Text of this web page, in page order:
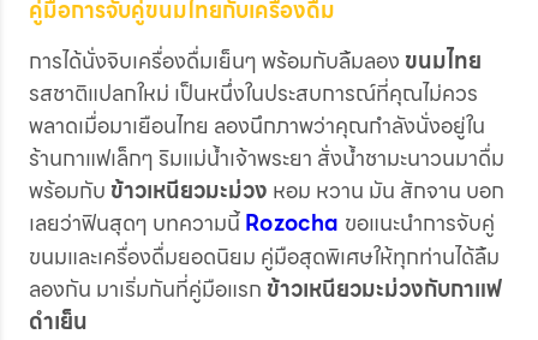
คู่มือการจับคู่ขนมไทยกับเครื่องดื่ม
การได้นั่งจิบเครื่องดื่มเย็นๆ พร้อมกับลิ้มลอง ขนมไทย
รสชาติแปลกใหม่ เป็นหนึ่งในประสบการณ์ที่คุณไม่ควร
พลาดเมื่อมาเยือนไทย ลองนึกภาพว่าคุณกำลังนั่งอยู่ใน
ร้านกาแฟเล็กๆ ริมแม่น้ำเจ้าพระยา สั่งน้ำชามะนาวนมาดื่ม
พร้อมกับ ข้าวเหนียวมะม่วง หอม หวาน มัน สักจาน บอก
เลยว่าฟินสุดๆ บทความนี้Rozocha ขอแนะนำการจับคู่
ขนมและเครื่องดื่มยอดนิยม คู่มือสุดพิเศษให้ทุกท่านได้ลิ้ม
ลองกัน มาเริ่มกันที่คู่มือแรก ข้าวเหนียวมะม่วงกับกาแฟ
ดำเย็น